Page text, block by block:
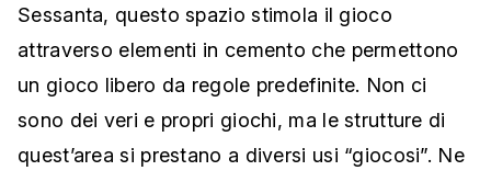
Sessanta, questo spazio stimola il gioco
attraverso elementi in cemento che permettono
un gioco libero da regole predefinite. Non ci
sono dei veri e propri giochi, ma le strutture di
quest’area si prestano a diversi usi “giocosi”. Ne